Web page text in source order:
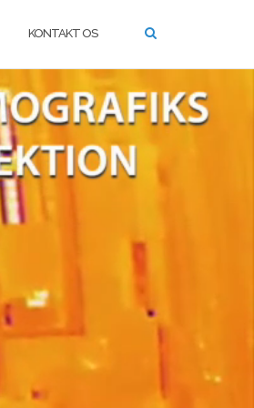
KONTAKT OS